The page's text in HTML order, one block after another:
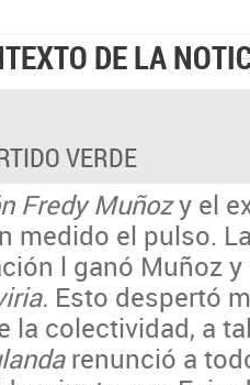
DE LA
VERDE
Fredy Muñozy el
medido el pulso.
l ganó Muñoz
Esto despertó
la colectividad, a
renunció a